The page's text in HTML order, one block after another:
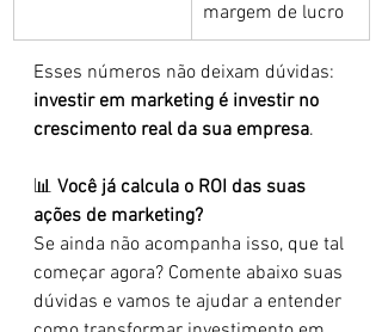
margem de lucro
Esses números não deixam dúvidas:
investir em marketing é investir no
crescimento real da sua empresa.
📊 Você já calcula o ROI das suas
ações de marketing?
Se ainda não acompanha isso, que tal
começar agora? Comente abaixo suas
dúvidas e vamos te ajudar a entender